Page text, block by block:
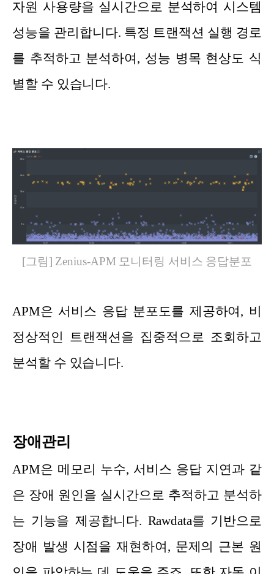
자원 사용량을 실시간으로 분석하여 시스템
성능을 관리합니다. 특정 트랜잭션 실행 경로
를 추적하고 분석하여, 성능 병목 현상도 식
별할 수 있습니다.
[그림] Zenius-APM 모니터링 서비스 응답분포
APM은 서비스 응답 분포도를 제공하여, 비
정상적인 트랜잭션을 집중적으로 조회하고
분석할 수 있습니다.
장애관리
APM은 메모리 누수, 서비스 응답 지연과 같
은 장애 원인을 실시간으로 추적하고 분석하
는 기능을 제공합니다. Rawdata를 기반으로
장애 발생 시점을 재현하여, 문제의 근본 원